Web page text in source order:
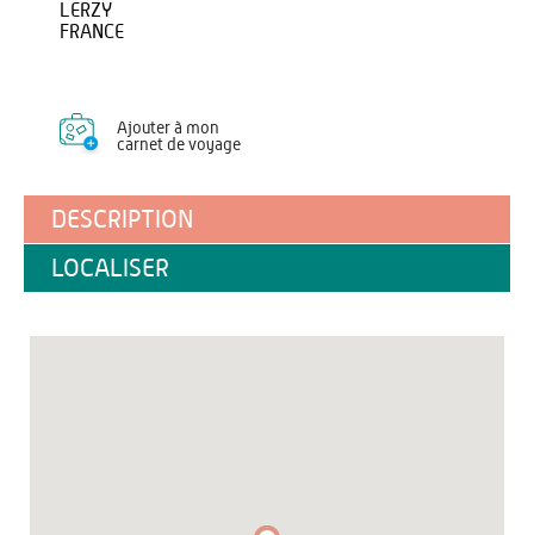
LERZY
FRANCE
Ajouter à mon
carnet de voyage
DESCRIPTION
LOCALISER